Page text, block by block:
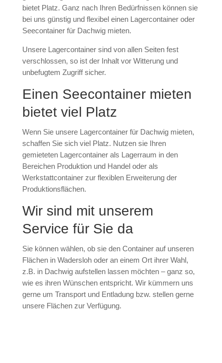
bietet Platz. Ganz nach Ihren Bedürfnissen können sie
bei uns günstig und flexibel einen Lagercontainer oder
Seecontainer für Dachwig mieten.
Unsere Lagercontainer sind von allen Seiten fest
verschlossen, so ist der Inhalt vor Witterung und
unbefugtem Zugriff sicher.
Einen Seecontainer mieten
bietet viel Platz
Wenn Sie unsere Lagercontainer für Dachwig mieten,
schaffen Sie sich viel Platz. Nutzen sie Ihren
gemieteten Lagercontainer als Lagerraum in den
Bereichen Produktion und Handel oder als
Werkstattcontainer zur flexiblen Erweiterung der
Produktionsflächen.
Wir sind mit unserem
Service für Sie da
Sie können wählen, ob sie den Container auf unseren
Flächen in Wadersloh oder an einem Ort ihrer Wahl,
z.B. in Dachwig aufstellen lassen möchten – ganz so,
wie es ihren Wünschen entspricht. Wir kümmern uns
gerne um Transport und Entladung bzw. stellen gerne
unsere Flächen zur Verfügung.